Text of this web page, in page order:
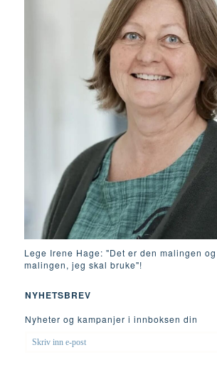
Lege Irene Hage: "Det er den malingen
malingen, jeg skal bruke"!
NYHETSBREV
Nyheter og kampanjer i innboksen din
SKRIV
INN